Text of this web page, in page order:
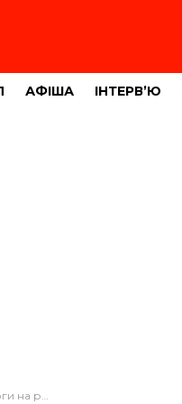
АФІША ІНТЕРВ’Ю
які на них торгують